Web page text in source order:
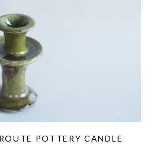
POTTERY CANDLE